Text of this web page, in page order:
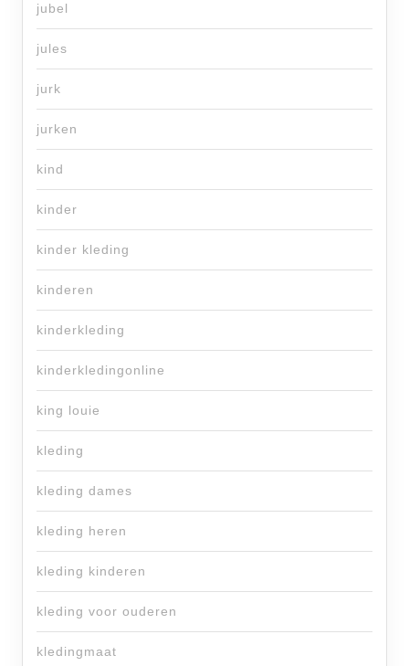
jubel
jules
jurk
jurken
kind
kinder
kinder kleding
kinderen
kinderkleding
kinderkledingonline
king louie
kleding
kleding dames
kleding heren
kleding kinderen
kleding voor ouderen
kledingmaat